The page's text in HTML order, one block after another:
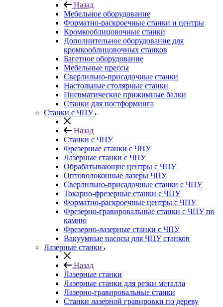
Назад
Мебельное оборудование
Форматно-раскроечные станки и центры
Кромкооблицовочные станки
Дополнительное оборудование для
кромкооблицовочных станков
Багетное оборудование
Мебельные прессы
Сверлильно-присадочные станки
Настольные столярные станки
Пневматические прижимные балки
Станки для постформинга
Станки с ЧПУ
Назад
Станки с ЧПУ
Фрезерные станки с ЧПУ
Лазерные станки с ЧПУ
Обрабатывающие центры с ЧПУ
Оптоволоконные лазеры ЧПУ
Сверлильно-присадочные станки с ЧПУ
Токарно-фрезерные станки с ЧПУ
Форматно-раскроечные центры с ЧПУ
Фрезерно-гравировальные станки с ЧПУ по
камню
Фрезерно-лазерные станки с ЧПУ
Вакуумные насосы для ЧПУ станков
Лазерные станки
Назад
Лазерные станки
Лазерные станки для резки металла
Лазерно-гравировальные станки
Станки лазерной гравировки по дереву